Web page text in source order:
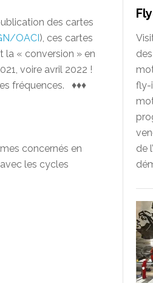
des cartes
OACI), ces cartes
« conversion » en
voire avril 2022 !
fréquences. ♦♦♦
concernés en
les cycles
fly-
de